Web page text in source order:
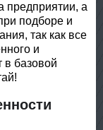
предприятии, а
подборе и
так как все
и
в базовой